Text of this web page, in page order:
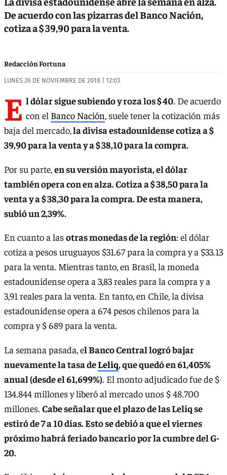
De acuerdo con las pizarras del Banco Nación,
cotiza a $ 39,90 para la venta.
Redacción Fortuna
LUNES 26 DE NOVIEMBRE DE 2018 | 12:03
E l dólar sigue subiendo y roza los $ 40. De acuerdo
con el Banco Nación, suele tener la cotización más
baja del mercado,la divisa estadounidense cotiza a $
39,90 para la venta y a $ 38,10 para la compra.
Por su parte,en su versión mayorista, el dólar
también opera con en alza. Cotiza a $ 38,50 para la
venta y a $ 38,30 para la compra. De esta manera,
subió un 2,39%.
En cuanto a lasotras monedas de la región: el dólar
cotiza a pesos uruguayos $31.67 para la compra y a $33.13
para la venta. Mientras tanto, en Brasil, la moneda
estadounidense opera a 3,83 reales para la compra y a
3,91 reales para la venta. En tanto, en Chile, la divisa
estadounidense opera a 674 pesos chilenos para la
compra y $ 689 para la venta.
La semana pasada, el Banco Central logró bajar
nuevamente la tasa deLeliq, que quedó en 61,405%
anual (desde el 61,699%). El monto adjudicado fue de $
134.844 millones y liberó al mercado unos $ 48.700
millones. Cabe señalar que el plazo de las Leliq se
estiró de 7 a 10 días. Esto se debió a que el viernes
próximo habrá feriado bancario por la cumbre del G-
20.